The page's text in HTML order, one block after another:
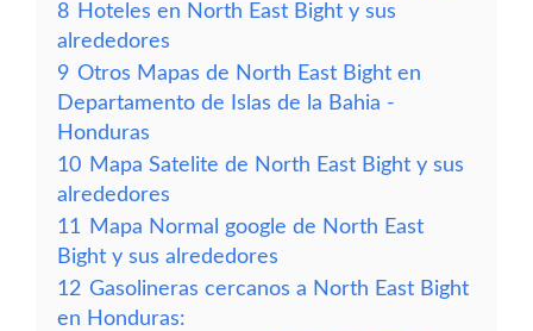
8 Hoteles en North East Bight y sus
alrededores
9 Otros Mapas de North East Bight en
Departamento de Islas de la Bahia -
Honduras
10 Mapa Satelite de North East Bight y sus
alrededores
11
Mapa Normal google de North East
Bight y sus alrededores
12 Gasolineras cercanos a North East Bight
en Honduras: